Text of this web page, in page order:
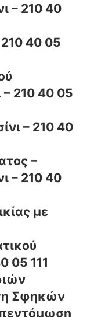
– 210 40
210 40 05
210 40 05
– 210 40
–
– 210 40
με
05 111
Σφηκών